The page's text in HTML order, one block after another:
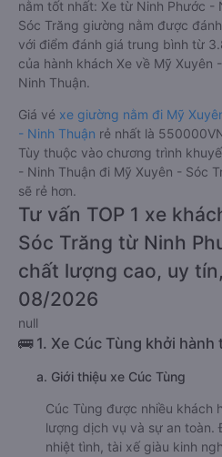
nằm tốt nhất: Xe từ Ninh Phước -
Sóc Trăng giường nằm được
với điểm đánh giá trung bình từ
của hành khách Xe về Mỹ Xuyên
Ninh Thuận.
Giá vé xe giường nằm đi Mỹ
- Ninh Thuận rẻ nhất là
Tùy thuộc vào chương trình
- Ninh Thuận đi Mỹ Xuyên - Sóc
sẽ rẻ hơn.
Tư vấn TOP 1 xe
Sóc Trăng từ Ninh
chất lượng cao, uy
08/2026
null
🚌 1. Xe Cúc Tùng khởi
a. Giới thiệu xe Cúc Tùng
Cúc Tùng được nhiều khách
lượng dịch vụ và sự an toàn.
nhiệt tình, tài xế giàu kinh